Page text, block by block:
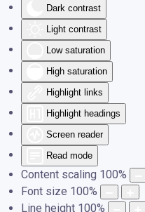
Dark contrast
Light contrast
Low saturation
High saturation
Highlight links
Highlight headings
Screen reader
Read mode
Content scaling 100%
Font size 100%
Line height 100%